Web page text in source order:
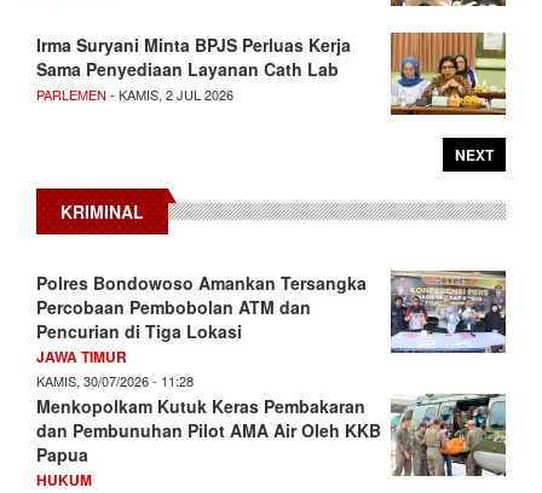
Irma Suryani Minta BPJS Perluas Kerja
Sama Penyediaan Layanan Cath Lab
PARLEMEN - KAMIS, 2 JUL 2026
NEXT
KRIMINAL
Polres Bondowoso Amankan Tersangka
Percobaan Pembobolan ATM dan
Pencurian di Tiga Lokasi
JAWA TIMUR
KAMIS, 30/07/2026 - 11:28
Menkopolkam Kutuk Keras Pembakaran
dan Pembunuhan Pilot AMA Air Oleh KKB
Papua
HUKUM